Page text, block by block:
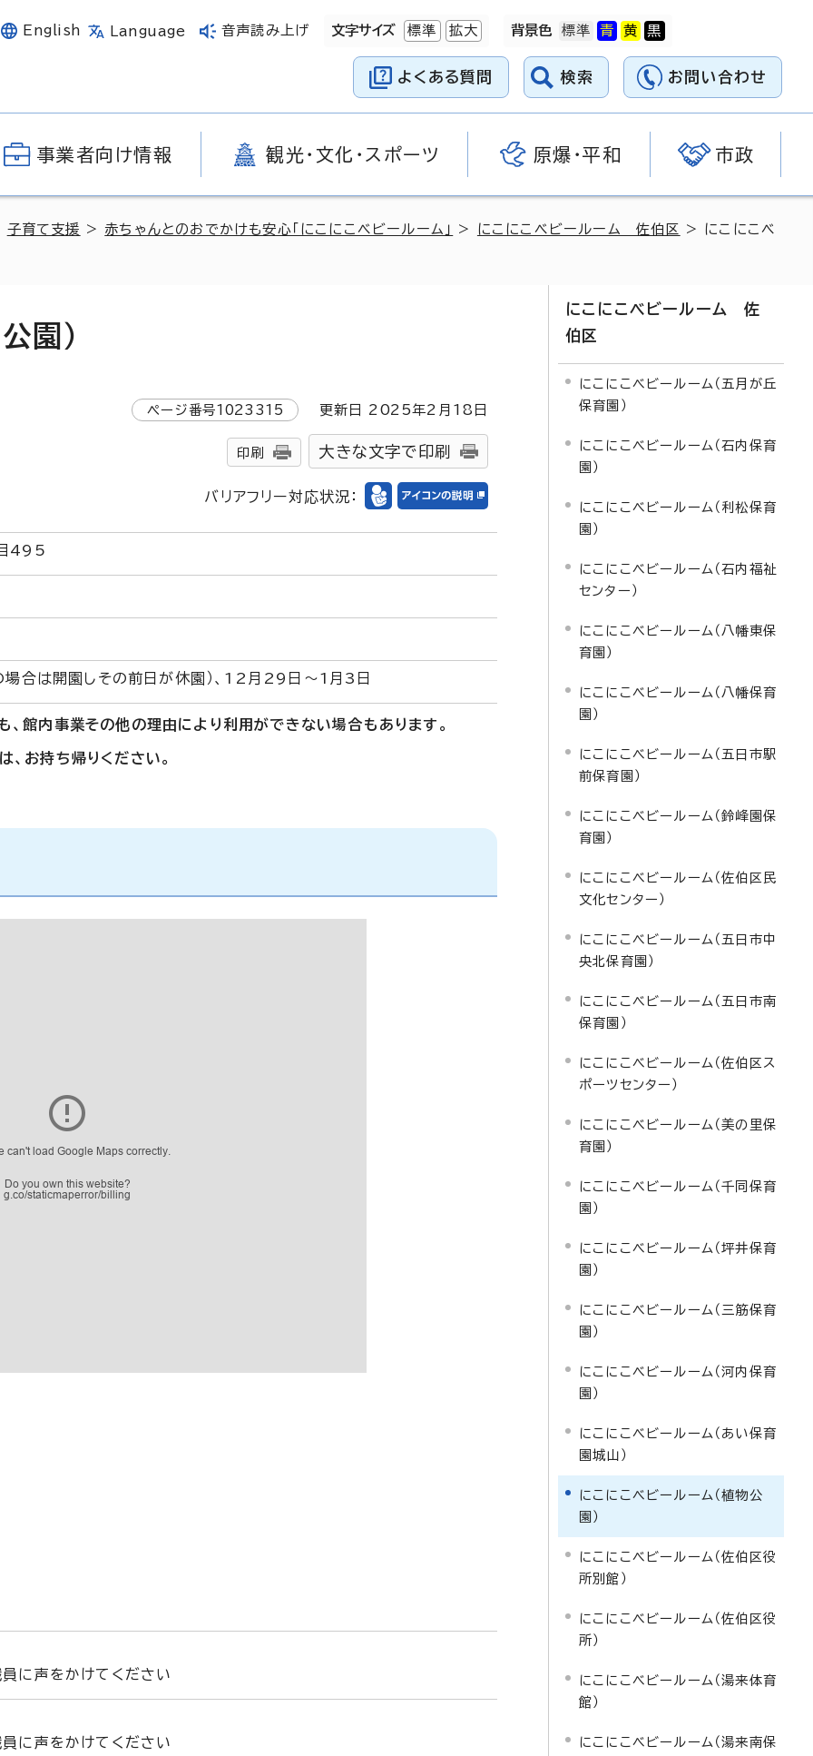
English Language 音声読み上げ 文字サイズ 標準 拡大 背景色
よくある質問 検索 お問い合わせ
事業者向け情報 観光・文化・スポーツ 原爆・平和 市政
子育て支援 >赤ちゃんとのおでかけも安心「にこにこベビールーム」 > にこにこベビールーム 佐伯区 > にこにこベ
園）
ページ番号1023315 更新日 2025年2月 18 日
印刷 大きな文字で印刷
バリアフリー対応状況：
495
場合は開園しその前日が休園）、12月29日～1月3日
、館内事業その他の理由により利用ができない場合もあります。
お持ち帰りください。
に声をかけてください
に声をかけてください
にこにこベビールーム 佐
伯区
にこにこベビールーム（五月が丘
保育園）
にこにこベビールーム（石内保育
園）
にこにこベビールーム（利松保育
園）
にこにこベビールーム（石内福祉
センター）
にこにこベビールーム（八幡東保
育園）
にこにこベビールーム（八幡保育
園）
にこにこベビールーム（五日市駅
前保育園）
にこにこベビールーム（鈴峰園保
育園）
にこにこベビールーム（佐伯区民
文化センター）
にこにこベビールーム（五日市中
央北保育園）
にこにこベビールーム（五日市南
保育園）
にこにこベビールーム（佐伯区ス
ポーツセンター）
にこにこベビールーム（美の里保
育園）
にこにこベビールーム（千同保育
園）
にこにこベビールーム（坪井保育
園）
にこにこベビールーム（三筋保育
園）
にこにこベビールーム（河内保育
園）
にこにこベビールーム（あい保育
園城山）
にこにこベビールーム（植物公
園）
にこにこベビールーム（佐伯区役
所別館）
にこにこベビールーム（佐伯区役
所）
にこにこベビールーム（湯来体育
館）
にこにこベビールーム（湯来南保